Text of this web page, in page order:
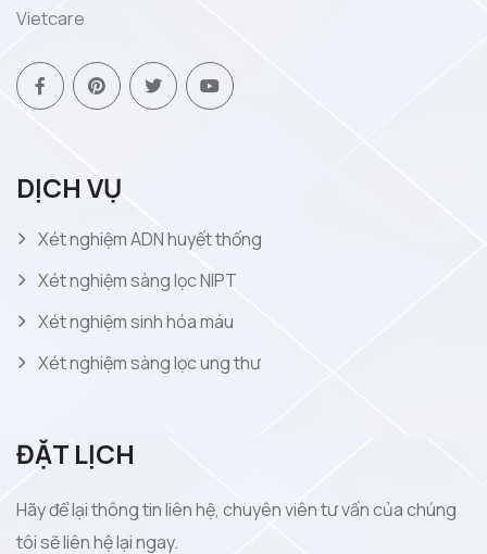
Vietcare
DỊCH VỤ
Xét nghiệm ADN huyết thống
Xét nghiệm sàng lọc NIPT
Xét nghiệm sinh hóa máu
Xét nghiệm sàng lọc ung thư
ĐẶT LỊCH
Hãy để lại thông tin liên hệ, chuyên viên tư vấn của chúng
tôi sẽ liên hệ lại ngay.